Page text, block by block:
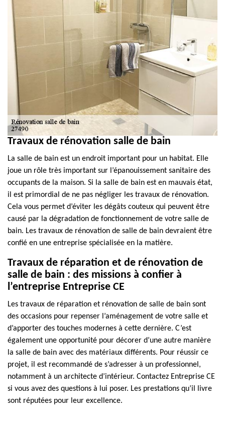
Travaux de rénovation salle de bain
La salle de bain est un endroit important pour un habitat. Elle
joue un rôle très important sur l’épanouissement sanitaire des
occupants de la maison. Si la salle de bain est en mauvais état,
il est primordial de ne pas négliger les travaux de rénovation.
Cela vous permet d’éviter les dégâts couteux qui peuvent être
causé par la dégradation de fonctionnement de votre salle de
bain. Les travaux de rénovation de salle de bain devraient être
confié en une entreprise spécialisée en la matière.
Travaux de réparation et de rénovation de
salle de bain : des missions à confier à
l’entreprise Entreprise CE
Les travaux de réparation et rénovation de salle de bain sont
des occasions pour repenser l’aménagement de votre salle et
d’apporter des touches modernes à cette dernière. C’est
également une opportunité pour décorer d’une autre manière
la salle de bain avec des matériaux différents. Pour réussir ce
projet, il est recommandé de s’adresser à un professionnel,
notamment à un architecte d’intérieur. Contactez Entreprise CE
si vous avez des questions à lui poser. Les prestations qu’il livre
sont réputées pour leur excellence.